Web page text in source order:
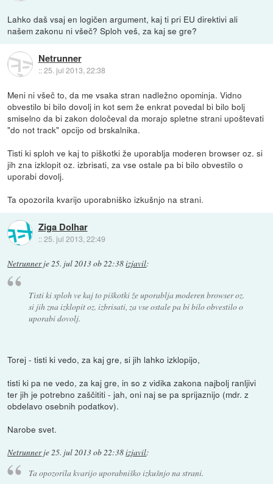
Lahko daš vsaj en logičen argument, kaj ti pri EU direktivi ali
našem zakonu ni všeč? Sploh veš, za kaj se gre?
Netrunner
::25. jul 2013, 22:38
Meni ni všeč to, da me vsaka stran nadležno opominja. Vidno
obvestilo bi bilo dovolj in kot sem že enkrat povedal bi bilo bolj
smiselno da bi zakon določeval da morajo spletne strani upoštevati
"do not track" opcijo od brskalnika.
Tisti ki sploh ve kaj to piškotki že uporablja moderen browser oz. si
jih zna izklopit oz. izbrisati, za vse ostale pa bi bilo obvestilo o
uporabi dovolj.
Ta opozorila kvarijo uporabniško izkušnjo na strani.
Ziga Dolhar
::25. jul 2013, 22:49
Netrunnerje25. jul 2013 ob 22:38izjavil:
Tisti ki sploh ve kaj to piškotki že uporablja moderen browser oz.
si jih zna izklopit oz. izbrisati, za vse ostale pa bi bilo obvestilo o
uporabi dovolj.
Torej - tisti ki vedo, za kaj gre, si jih lahko izklopijo,
tisti ki pa ne vedo, za kaj gre, in so z vidika zakona najbolj ranljivi
ter jih je potrebno zaščititi - jah, oni naj se pa sprijaznijo (mdr. z
obdelavo osebnih podatkov).
Narobe svet.
Netrunnerje25. jul 2013 ob 22:38izjavil:
Ta opozorila kvarijo uporabniško izkušnjo na strani.